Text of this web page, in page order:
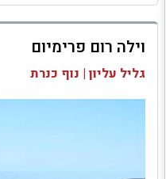
למתחם זה
בדיקת זמינות ומחירים
וילה רום פרימיום
גליל עליון | נוף כנרת